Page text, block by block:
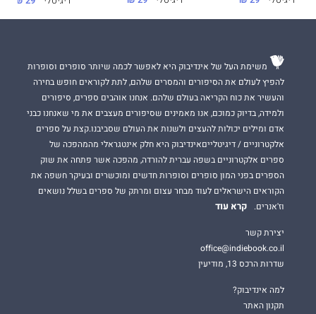
משימת העל של אינדיבוק היא לאפשר לכמה שיותר סופרים וסופרות
להפיץ לעולם את הסיפורים והמסרים שלהם, לתת לקוראים חופש בחירה
והעשיר את כוח הקריאה בעולם שלהם. אנחנו אוהבים ספרים, סיפורים
ולמידה, בדיוק כמוכם, אנו מאמינים שסיפורים מעצבים את מי שאנחנו כבני
אדם ומילים יכולות להעצים ולשנות את העולם שסביבנו.קצת על ספרים
אלקטרוניים / דיגיטלייםאינדיבוק היא חלק אינטגראלי מהמהפכה של
ספרים אלקטרוניים בשפה עברית להורדה, מהפכה אשר פתחה את שוק
הספרים בפני המון סופרים וסופרות חדשים ומוכשרים ובעיקר חשפה את
הקוראים הישראלים לעוד מבחר עצום ומרתק של ספרים בשלל נושאים
וז'אנרים.
קרא עוד
יצירת קשר
office@indiebook.co.il
שדרות הרכס 13, מודיעין
למה אינדיבוק?
תקנון האתר